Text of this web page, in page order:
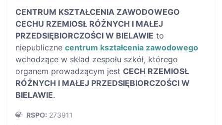
CENTRUM KSZTAŁCENIA ZAWODOWEGO
CECHU RZEMIOSŁ RÓŻNYCH I MAŁEJ
PRZEDSIĘBIORCZOŚCI W BIELAWIE to
niepubliczne centrum kształcenia zawodowego
wchodzące w skład zespołu szkół, którego
organem prowadzącym jest CECH RZEMIOSŁ
RÓŻNYCH I MAŁEJ PRZEDSIĘBIORCZOŚCI W
BIELAWIE.
RSPO: 273911